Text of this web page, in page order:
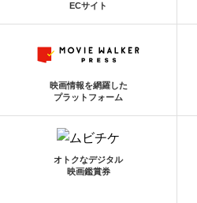
ECサイト
映画情報を網羅した
プラットフォーム
オトクなデジタル
映画鑑賞券